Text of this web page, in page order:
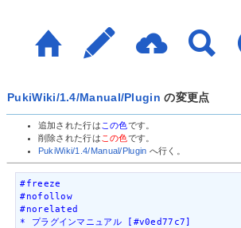
PukiWiki/1.4/Manual/Plugin の変更点
追加された行は この色です。
削除された行は この色です。
PukiWiki/1.4/Manual/Plugin へ行く。
#freeze
#nofollow
#norelated
* プラグインマニュアル [#v0ed77c7]